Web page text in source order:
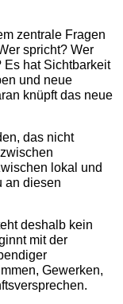
zentrale Fragen
spricht? Wer
Es hat Sichtbarkeit
und neue
knüpft das neue
das nicht
lokal und
an diesen
deshalb kein
mit der
Gewerken,